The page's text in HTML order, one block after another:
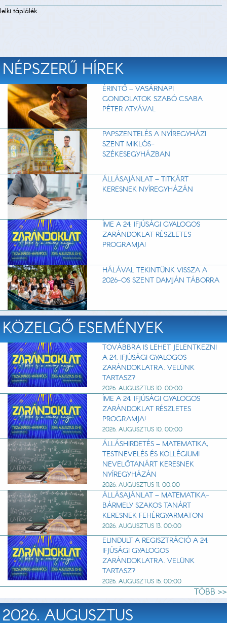
lelki táplálék
NÉPSZERŰ HÍREK
ÉRINTŐ – VASÁRNAPI
GONDOLATOK SZABÓ CSABA
PÉTER ATYÁVAL
PAPSZENTELÉS A NYÍREGYHÁZI
SZENT MIKLÓS-
SZÉKESEGYHÁZBAN
ÁLLÁSAJÁNLAT – TITKÁRT
KERESNEK NYÍREGYHÁZÁN
ÍME A 24. IFJÚSÁGI GYALOGOS
ZARÁNDOKLAT RÉSZLETES
PROGRAMJA!
HÁLÁVAL TEKINTÜNK VISSZA A
2026-OS SZENT DAMJÁN TÁBORRA
KÖZELGŐ ESEMÉNYEK
TOVÁBBRA IS LEHET JELENTKEZNI
A 24. IFJÚSÁGI GYALOGOS
ZARÁNDOKLATRA. VELÜNK
TARTASZ?
2026. AUGUSZTUS 10. 00:00
ÍME A 24. IFJÚSÁGI GYALOGOS
ZARÁNDOKLAT RÉSZLETES
PROGRAMJA!
2026. AUGUSZTUS 10. 00:00
ÁLLÁSHIRDETÉS – MATEMATIKA,
TESTNEVELÉS ÉS KOLLÉGIUMI
NEVELŐTANÁRT KERESNEK
NYÍREGYHÁZÁN
2026. AUGUSZTUS 11. 00:00
ÁLLÁSAJÁNLAT – MATEMATIKA-
BÁRMELY SZAKOS TANÁRT
KERESNEK FEHÉRGYARMATON
2026. AUGUSZTUS 13. 00:00
ELINDULT A REGISZTRÁCIÓ A 24.
IFJÚSÁGI GYALOGOS
ZARÁNDOKLATRA. VELÜNK
TARTASZ?
2026. AUGUSZTUS 15. 00:00
TÖBB >>
2026. AUGUSZTUS